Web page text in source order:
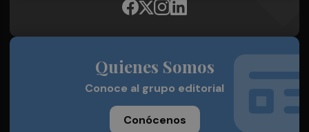
Quienes Somos
Conoce al grupo editorial
Conócenos